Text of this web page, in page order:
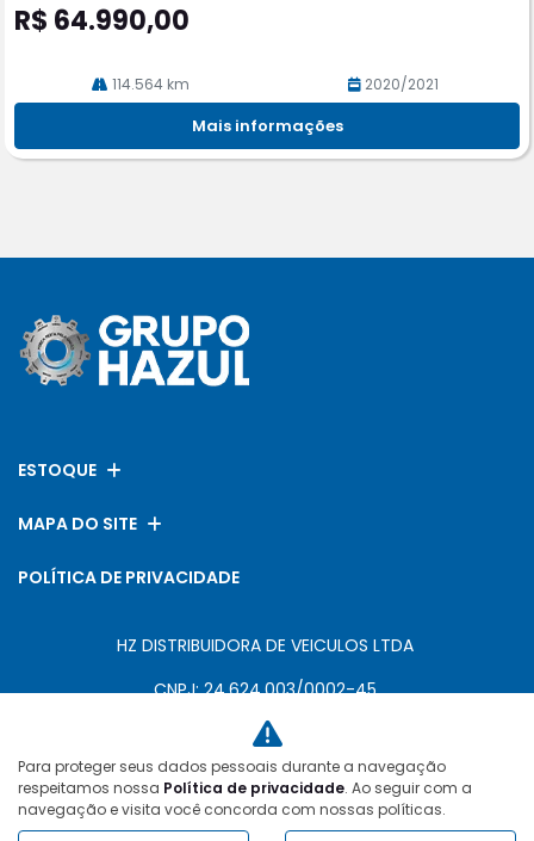
R$ 64.990,00
114.564 km 2020/2021
Mais informações
ESTOQUE
MAPA DO SITE
POLÍTICA DE PRIVACIDADE
HZ DISTRIBUIDORA DE VEICULOS LTDA
CNPJ: 24.624.003/0002-45
Desacelere. Seu bem maior é a vida.
Para proteger seus dados pessoais durante a navegação
respeitamos nossa Política de privacidade. Ao seguir com a
navegação e visita você concorda com nossas políticas.